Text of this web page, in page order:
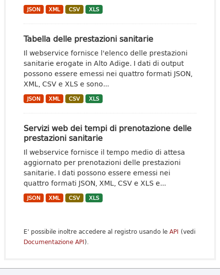
JSON XML CSV XLS
Tabella delle prestazioni sanitarie
Il webservice fornisce l'elenco delle prestazioni
sanitarie erogate in Alto Adige. I dati di output
possono essere emessi nei quattro formati JSON,
XML, CSV e XLS e sono...
JSON XML CSV XLS
Servizi web dei tempi di prenotazione delle
prestazioni sanitarie
Il webservice fornisce il tempo medio di attesa
aggiornato per prenotazioni delle prestazioni
sanitarie. I dati possono essere emessi nei
quattro formati JSON, XML, CSV e XLS e...
JSON XML CSV XLS
E' possibile inoltre accedere al registro usando le API (vedi
Documentazione API).